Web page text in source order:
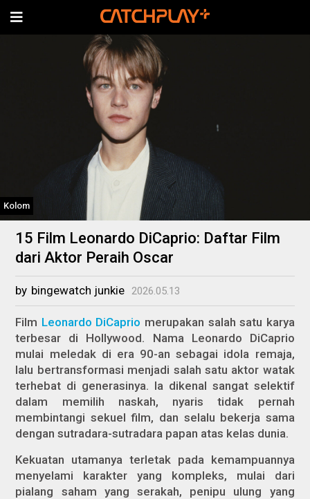
Kolom
15 Film Leonardo DiCaprio: Daftar Film
dari Aktor Peraih Oscar
by bingewatch junkie 2026.05.13
Film Leonardo DiCaprio merupakan salah satu karya
terbesar di Hollywood. Nama Leonardo DiCaprio
mulai meledak di era 90-an sebagai idola remaja,
lalu bertransformasi menjadi salah satu aktor watak
terhebat di generasinya. Ia dikenal sangat selektif
dalam memilih naskah, nyaris tidak pernah
membintangi sekuel film, dan selalu bekerja sama
dengan sutradara-sutradara papan atas kelas dunia.
Kekuatan utamanya terletak pada kemampuannya
menyelami karakter yang kompleks, mulai dari
pialang saham yang serakah, penipu ulung yang